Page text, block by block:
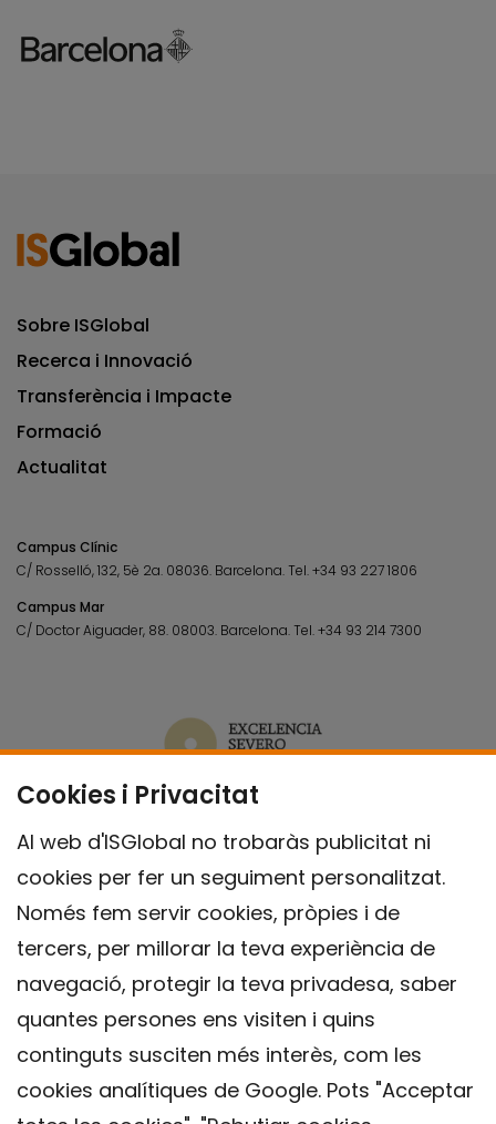
Cookies i Privacitat
Al web d'ISGlobal no trobaràs publicitat ni
cookies per fer un seguiment personalitzat.
Només fem servir cookies, pròpies i de
tercers, per millorar la teva experiència de
navegació, protegir la teva privadesa, saber
quantes persones ens visiten i quins
continguts susciten més interès, com les
cookies analítiques de Google. Pots "Acceptar
Sobre ISGlobal
Recerca i Innovació
Transferència i Impacte
Formació
Actualitat
Campus Clínic
C/ Rosselló, 132, 5è 2a. 08036. Barcelona.Tel.+34 93 227 1806
Campus Mar
C/ Doctor Aiguader, 88. 08003. Barcelona.Tel.+34 93 214 7300